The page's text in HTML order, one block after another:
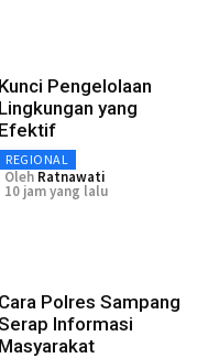
Kunci Pengelolaan
Lingkungan yang
Efektif
REGIONAL
Oleh Ratnawati
10 jam yang lalu
Cara Polres Sampang
Informasi
Masyarakat